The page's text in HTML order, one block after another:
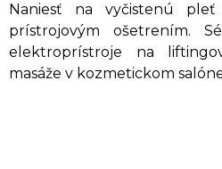
Naniesť na vyčistenú
prístrojovým ošetrením.
elektroprístroje na
masáže v kozmetickom